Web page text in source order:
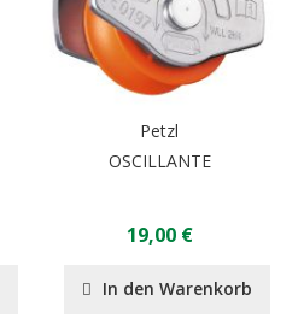
Petzl
OSCILLANTE
19,00 €
In den Warenkorb